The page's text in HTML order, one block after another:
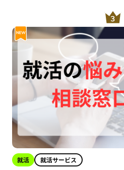
就活 就活サービス